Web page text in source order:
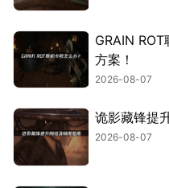
GRAIN
方案！
2026-08-07
诡影藏锋提
2026-08-07